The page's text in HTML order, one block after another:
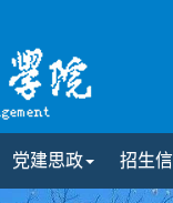
党建思政 招生